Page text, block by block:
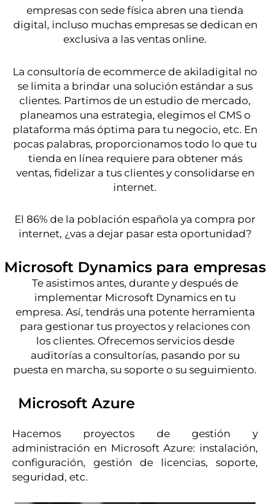
empresas con sede física abren una tienda
digital, incluso muchas empresas se dedican en
exclusiva a las ventas online.
La consultoría de ecommerce de akiladigital no
se limita a brindar una solución estándar a sus
clientes. Partimos de un estudio de mercado,
planeamos una estrategia, elegimos el CMS o
plataforma más óptima para tu negocio, etc. En
pocas palabras, proporcionamos todo lo que tu
tienda en línea requiere para obtener más
ventas, fidelizar a tus clientes y consolidarse en
internet.
El 86% de la población española ya compra por
internet, ¿vas a dejar pasar esta oportunidad?
Microsoft Dynamics para empresas
Te asistimos antes, durante y después de
implementar Microsoft Dynamics en tu
empresa. Así, tendrás una potente herramienta
para gestionar tus proyectos y relaciones con
los clientes. Ofrecemos servicios desde
auditorías a consultorías, pasando por su
puesta en marcha, su soporte o su seguimiento.
Microsoft Azure
Hacemos proyectos de gestión y
administración en Microsoft Azure: instalación,
configuración, gestión de licencias, soporte,
seguridad, etc.